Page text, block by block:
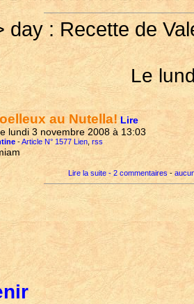
day : Recette de
Le
au Nutella! Lire
lundi 3 novembre 2008 à 13:03
-Article N° 1577 Lien rss
Lire la suite - 2 commentaires -